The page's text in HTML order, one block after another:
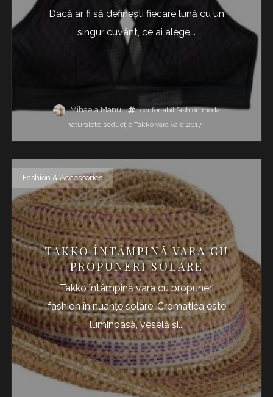
Dacă ar fi să definești fiecare lună cu un
singur cuvânt, ce ai alege...
Mihaela Manu confortabil fashion moda
naturalete seducție Takko vara vara 2017
Fashion & Accessories
TAKKO ÎNTÂMPINĂ VARA CU
PROPUNERI SOLARE
Takko întâmpină vara cu propuneri
fashion în nuanțe solare. Cromatica este
luminoasă, veselă și...